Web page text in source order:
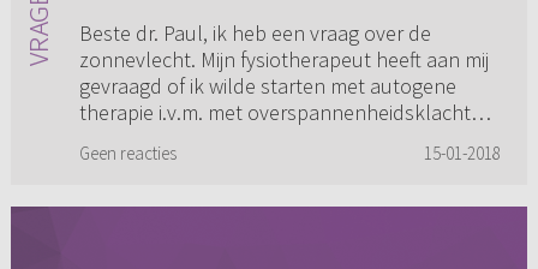
Beste dr. Paul, ik heb een vraag over de
zonnevlecht. Mijn fysiotherapeut heeft aan mij
gevraagd of ik wilde starten met autogene
therapie i.v.m. met overspannenheidsklachten
Geen reacties 15-01-2018